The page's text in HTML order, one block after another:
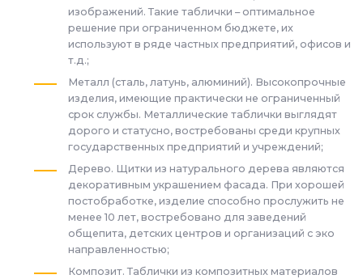
изображений. Такие таблички – оптимальное
решение при ограниченном бюджете, их
используют в ряде частных предприятий, офисов и
т.д.;
Металл (сталь, латунь, алюминий). Высокопрочные
изделия, имеющие практически не ограниченный
срок службы. Металлические таблички выглядят
дорого и статусно, востребованы среди крупных
государственных предприятий и учреждений;
Дерево. Щитки из натурального дерева являются
декоративным украшением фасада. При хорошей
постобработке, изделие способно прослужить не
менее 10 лет, востребовано для заведений
общепита, детских центров и организаций с эко
направленностью;
Композит. Таблички из композитных материалов